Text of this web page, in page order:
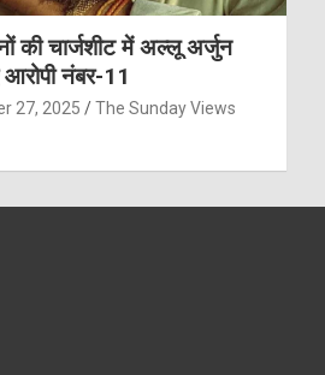
की चार्जशीट में अल्लू अर्जुन
आरोपी नंबर-11
27, 2025 The Sunday Views